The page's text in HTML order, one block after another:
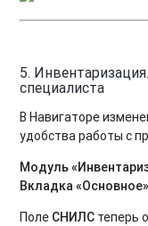
5.
специалиста
В Навигаторе
удобства работы с
Модуль
Вкладка «Основное»
Поле СНИЛС теперь